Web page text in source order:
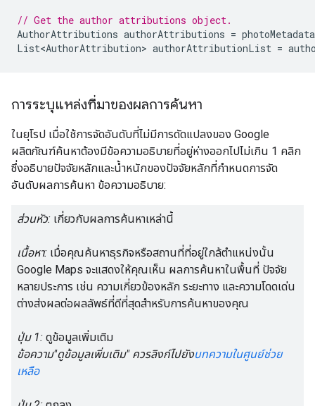
// Get the author attributions object.
AuthorAttributions authorAttributions = photoMetadata
List<AuthorAttribution> authorAttributionList =
การระบุแหล่งที่มาของผลการค้นหา
ในยุโรป เมื่อใช้การจัดอันดับที่ไม่มีการดัดแปลงของ Google
ผลิตภัณฑ์ค้นหาต้องมีข้อความอธิบายที่อยู่ห่างออกไปไม่เกิน 1 คลิก
ซึ่งอธิบายปัจจัยหลักและน้ำหนักของปัจจัยหลักที่กำหนดการจัด
อันดับผลการค้นหา ข้อความอธิบาย:
ส่วนหัว: เกี่ยวกับผลการค้นหาเหล่านี้
เนื้อหา: เมื่อคุณค้นหาธุรกิจหรือสถานที่ที่อยู่ใกล้ตําแหน่งนั้น
Google Maps จะแสดงให้คุณเห็น ผลการค้นหาในพื้นที่ ปัจจัย
หลายประการ เช่น ความเกี่ยวข้องหลัก ระยะทาง และความโดดเด่น
ต่างส่งผลต่อผลลัพธ์ที่ดีที่สุดสำหรับการค้นหาของคุณ
ปุ่ม 1: ดูข้อมูลเพิ่มเติม
ข้อความ"ดูข้อมูลเพิ่มเติม" ควรลิงก์ไปยังบทความในศูนย์ช่วย
เหลือ